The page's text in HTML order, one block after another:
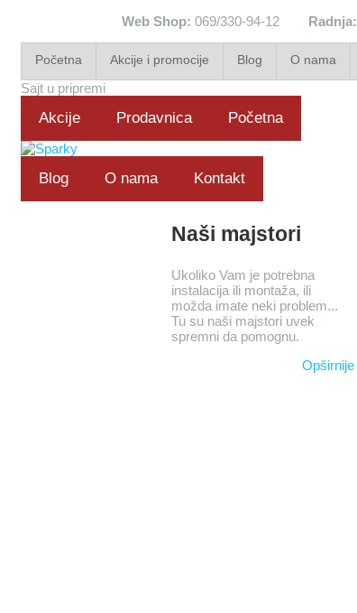
Web Shop: 069/330-94-12 Radnja:
Početna Akcije i promocije Blog O nama
Sajt u pripremi
Akcije Prodavnica Početna
Blog O nama Kontakt
Naši majstori
Ukoliko Vam je potrebna
instalacija ili montaža, ili
možda imate neki problem...
Tu su naši majstori uvek
spremni da pomognu.
Opširnije